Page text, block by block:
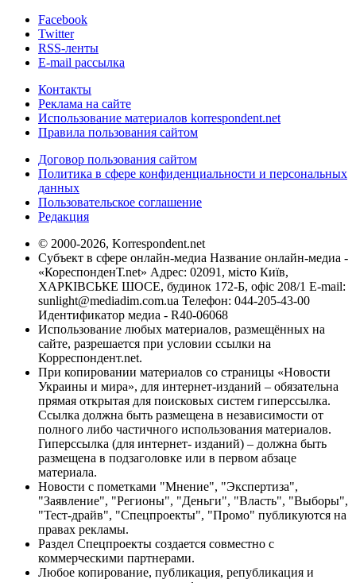
Facebook
Twitter
RSS-ленты
E-mail рассылка
Контакты
Реклама на сайте
Использование материалов korrespondent.net
Правила пользования сайтом
Договор пользования сайтом
Политика в сфере конфиденциальности и персональных
данных
Пользовательское соглашение
Редакция
© 2000-2026, Korrespondent.net
Субъект в сфере онлайн-медиа Название онлайн-медиа -
«КореспонденТ.net» Адрес: 02091, місто Київ,
ХАРКІВСЬКЕ ШОСЕ, будинок 172-Б, офіс 208/1 E-mail:
sunlight@mediadim.com.ua Телефон: 044-205-43-00
Идентификатор медиа - R40-06068
Использование любых материалов, размещённых на
сайте, разрешается при условии ссылки на
Корреспондент.net.
При копировании материалов со страницы «Новости
Украины и мира», для интернет-изданий – обязательна
прямая открытая для поисковых систем гиперссылка.
Ссылка должна быть размещена в независимости от
полного либо частичного использования материалов.
Гиперссылка (для интернет- изданий) – должна быть
размещена в подзаголовке или в первом абзаце
материала.
Новости с пометками "Мнение", "Экспертиза",
"Заявление", "Регионы", "Деньги", "Власть", "Выборы",
"Тест-драйв", "Спецпроекты", "Промо" публикуются на
правах рекламы.
Раздел Спецпроекты создается совместно с
коммерческими партнерами.
Любое копирование, публикация, републикация и